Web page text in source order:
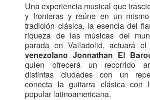
Una experiencia musical que
y fronteras y reúne en un
tradición clásica, la esencia del
riqueza de las músicas del
parada en Valladolid, actuará el
venezolano Jonnathan El
quien ofrecerá un recorrido
distintas ciudades con un
conecta la guitarra clásica con
popular latinoamericana.